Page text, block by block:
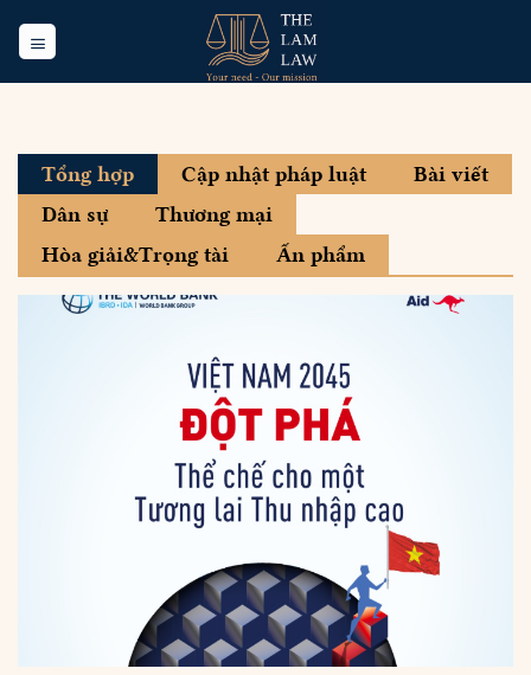
Tổng hợp Cập nhật pháp luật
Bài viết
Dân sự
Thương mại
Hòa giải&Trọng tài
Ấn phẩm